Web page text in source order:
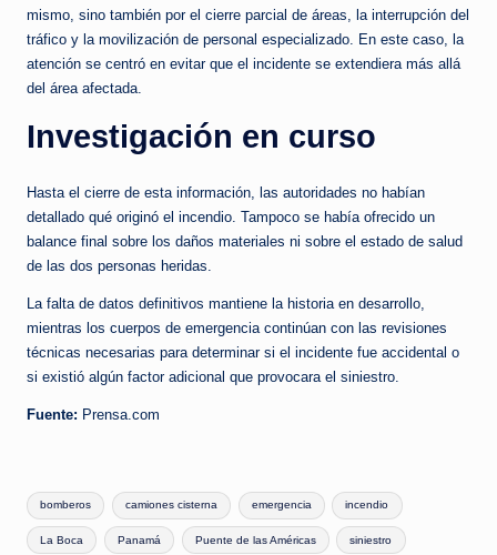
mismo, sino también por el cierre parcial de áreas, la interrupción del
tráfico y la movilización de personal especializado. En este caso, la
atención se centró en evitar que el incidente se extendiera más allá
del área afectada.
Investigación en curso
Hasta el cierre de esta información, las autoridades no habían
detallado qué originó el incendio. Tampoco se había ofrecido un
balance final sobre los daños materiales ni sobre el estado de salud
de las dos personas heridas.
La falta de datos definitivos mantiene la historia en desarrollo,
mientras los cuerpos de emergencia continúan con las revisiones
técnicas necesarias para determinar si el incidente fue accidental o
si existió algún factor adicional que provocara el siniestro.
Fuente: Prensa.com
Tags:
bomberos camiones cisterna emergencia incendio
La Boca Panamá Puente de las Américas siniestro